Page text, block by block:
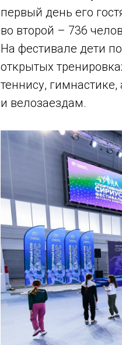
первый день его
во второй – 736
На фестивале дети
открытых
теннису,
и велозаездам.